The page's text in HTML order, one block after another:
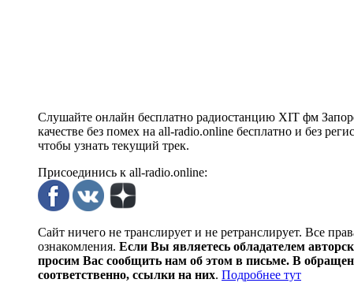
Слушайте онлайн бесплатно радиостанцию ХIT фм
качестве без помех на all-radio.online бесплатно и без
чтобы узнать текущий трек.
Присоединись к all-radio.online:
Сайт ничего не транслирует и не ретранслирует. Все
ознакомления. Если Вы являетесь обладателем
просим Вас сообщить нам об этом в письме. В
соответственно, ссылки на них. Подробнее тут